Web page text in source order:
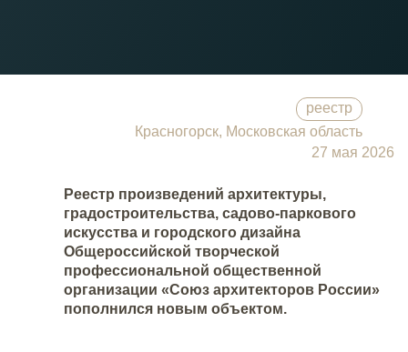
реестр
Красногорск, Московская область
27 мая 2026
Реестр произведений архитектуры,
градостроительства, садово-паркового
искусства и городского дизайна
Общероссийской творческой
профессиональной общественной
организации «Союз архитекторов России»
пополнился новым объектом.